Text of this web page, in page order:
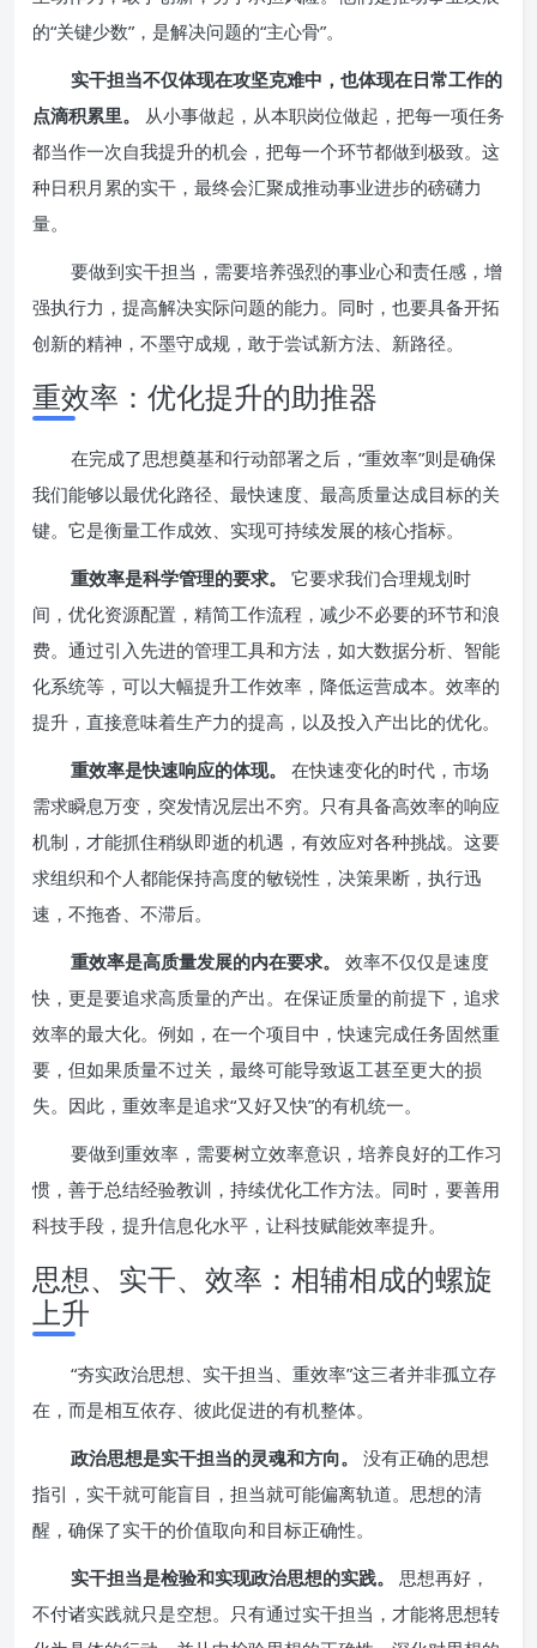
的“关键少数”，是解决问题的“主心骨”。
实干担当不仅体现在攻坚克难中，也体现在日常工作的
点滴积累里。
从小事做起，从本职岗位做起，把每一项任务
都当作一次自我提升的机会，把每一个环节都做到极致。这
种日积月累的实干，最终会汇聚成推动事业进步的磅礴力
量。
要做到实干担当，需要培养强烈的事业心和责任感，增
强执行力，提高解决实际问题的能力。同时，也要具备开拓
创新的精神，不墨守成规，敢于尝试新方法、新路径。
重效率：优化提升的助推器
在完成了思想奠基和行动部署之后，“重效率”则是确保
我们能够以最优化路径、最快速度、最高质量达成目标的关
键。它是衡量工作成效、实现可持续发展的核心指标。
重效率是科学管理的要求。
它要求我们合理规划时
间，优化资源配置，精简工作流程，减少不必要的环节和浪
费。通过引入先进的管理工具和方法，如大数据分析、智能
化系统等，可以大幅提升工作效率，降低运营成本。效率的
提升，直接意味着生产力的提高，以及投入产出比的优化。
重效率是快速响应的体现。
在快速变化的时代，市场
需求瞬息万变，突发情况层出不穷。只有具备高效率的响应
机制，才能抓住稍纵即逝的机遇，有效应对各种挑战。这要
求组织和个人都能保持高度的敏锐性，决策果断，执行迅
速，不拖沓、不滞后。
重效率是高质量发展的内在要求。
效率不仅仅是速度
快，更是要追求高质量的产出。在保证质量的前提下，追求
效率的最大化。例如，在一个项目中，快速完成任务固然重
要，但如果质量不过关，最终可能导致返工甚至更大的损
失。因此，重效率是追求“又好又快”的有机统一。
要做到重效率，需要树立效率意识，培养良好的工作习
惯，善于总结经验教训，持续优化工作方法。同时，要善用
科技手段，提升信息化水平，让科技赋能效率提升。
思想、实干、效率：相辅相成的螺旋
上升
“夯实政治思想、实干担当、重效率”这三者并非孤立存
在，而是相互依存、彼此促进的有机整体。
政治思想是实干担当的灵魂和方向。
没有正确的思想
指引，实干就可能盲目，担当就可能偏离轨道。思想的清
醒，确保了实干的价值取向和目标正确性。
实干担当是检验和实现政治思想的实践。
思想再好，
不付诸实践就只是空想。只有通过实干担当，才能将思想转